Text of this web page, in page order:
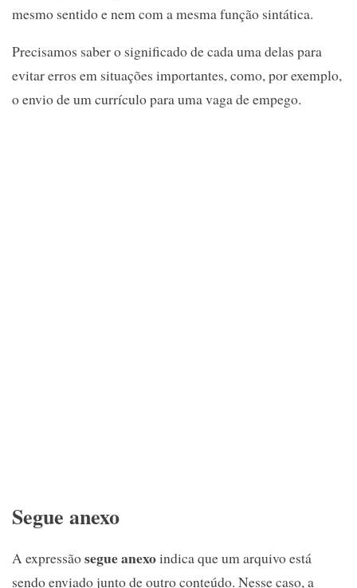
mesmo sentido e nem com a mesma função sintática.
Precisamos saber o significado de cada uma delas para
evitar erros em situações importantes, como, por exemplo,
o envio de um currículo para uma vaga de empego.
Segue anexo
A expressãosegue anexoindica que um arquivo está
sendo enviado junto de outro conteúdo. Nesse caso, a